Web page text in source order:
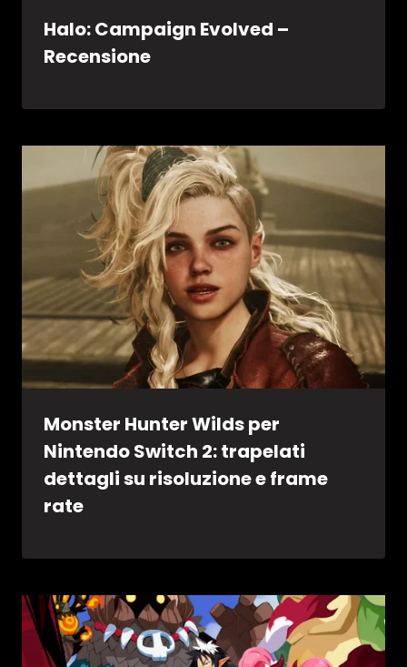
Halo: Campaign Evolved –
Recensione
Monster Hunter Wilds per
Nintendo Switch 2: trapelati
dettagli su risoluzione e frame
rate